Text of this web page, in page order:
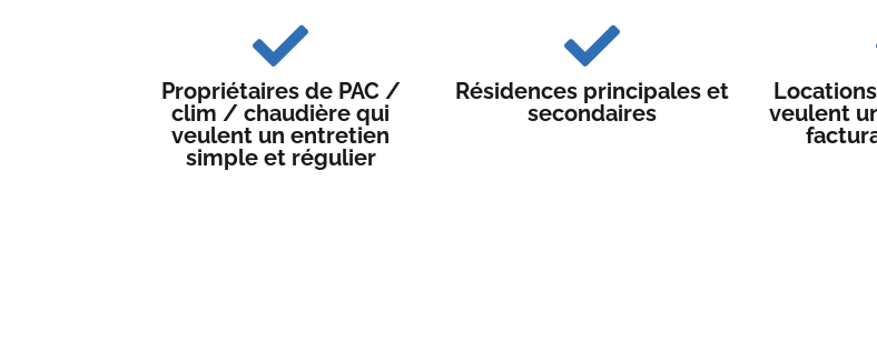
Propriétaires de PAC /
clim / chaudière qui
veulent un entretien
simple et régulier
Résidences principales et
secondaires
veulent